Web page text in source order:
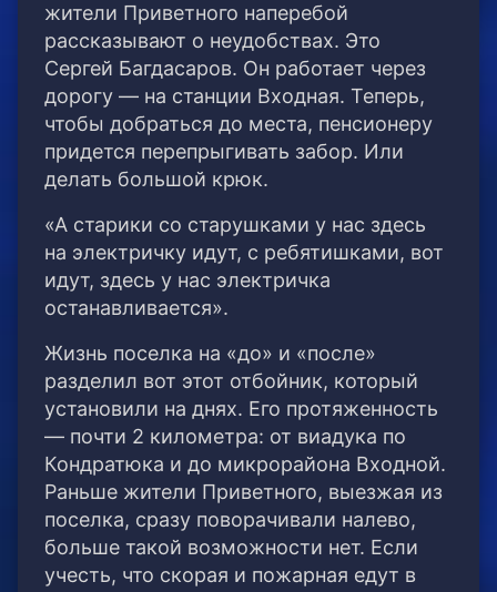
жители Приветного наперебой
рассказывают о неудобствах. Это
Сергей Багдасаров. Он работает через
дорогу — на станции Входная. Теперь,
чтобы добраться до места, пенсионеру
придется перепрыгивать забор. Или
делать большой крюк.
«А старики со старушками у нас здесь
на электричку идут, с ребятишками, вот
идут, здесь у нас электричка
останавливается».
Жизнь поселка на «до» и «после»
разделил вот этот отбойник, который
установили на днях. Его протяженность
— почти 2 километра: от виадука по
Кондратюка и до микрорайона Входной.
Раньше жители Приветного, выезжая из
поселка, сразу поворачивали налево,
больше такой возможности нет. Если
учесть, что скорая и пожарная едут в